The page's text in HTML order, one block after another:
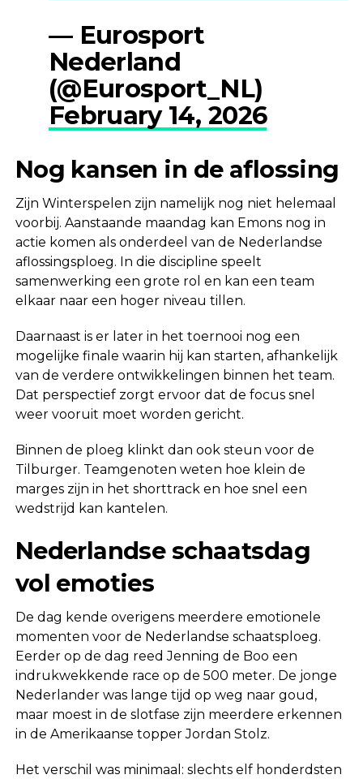
— Eurosport
Nederland
(@Eurosport_NL)
February 14, 2026
Nog kansen in de aflossing
Zijn Winterspelen zijn namelijk nog niet helemaal
voorbij. Aanstaande maandag kan Emons nog in
actie komen als onderdeel van de Nederlandse
aflossingsploeg. In die discipline speelt
samenwerking een grote rol en kan een team
elkaar naar een hoger niveau tillen.
Daarnaast is er later in het toernooi nog een
mogelijke finale waarin hij kan starten, afhankelijk
van de verdere ontwikkelingen binnen het team.
Dat perspectief zorgt ervoor dat de focus snel
weer vooruit moet worden gericht.
Binnen de ploeg klinkt dan ook steun voor de
Tilburger. Teamgenoten weten hoe klein de
marges zijn in het shorttrack en hoe snel een
wedstrijd kan kantelen.
Nederlandse schaatsdag
vol emoties
De dag kende overigens meerdere emotionele
momenten voor de Nederlandse schaatsploeg.
Eerder op de dag reed Jenning de Boo een
indrukwekkende race op de 500 meter. De jonge
Nederlander was lange tijd op weg naar goud,
maar moest in de slotfase zijn meerdere erkennen
in de Amerikaanse topper Jordan Stolz.
Het verschil was minimaal: slechts elf honderdsten